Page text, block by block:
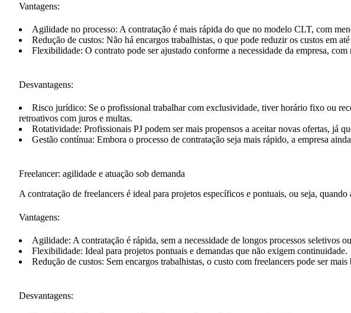
Vantagens:
Agilidade no processo: A contratação é mais rápida do que no modelo CLT, com
Redução de custos: Não há encargos trabalhistas, o que pode reduzir os custos em
Flexibilidade: O contrato pode ser ajustado conforme a necessidade da empresa,
Desvantagens:
Risco jurídico: Se o profissional trabalhar com exclusividade, tiver horário fixo ou
retroativos com juros e multas.
Rotatividade: Profissionais PJ podem ser mais propensos a aceitar novas ofertas, já
Gestão contínua: Embora o processo de contratação seja mais rápido, a empresa
Freelancer: agilidade e atuação sob demanda
A contratação de freelancers é ideal para projetos específicos e pontuais, ou seja,
Vantagens:
Agilidade: A contratação é rápida, sem a necessidade de longos processos seletivos
Flexibilidade: Ideal para projetos pontuais e demandas que não exigem continuidade.
Redução de custos: Sem encargos trabalhistas, o custo com freelancers pode ser
Desvantagens: